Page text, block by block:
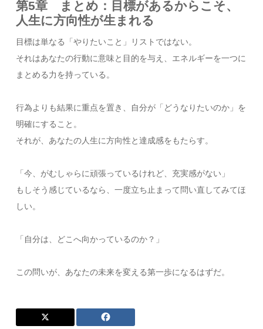
第5章 まとめ：目標があるからこそ、
人生に方向性が生まれる
目標は単なる「やりたいこと」リストではない。
それはあなたの行動に意味と目的を与え、エネルギーを一つに
まとめる力を持っている。
行為よりも結果に重点を置き、自分が「どうなりたいのか」を
明確にすること。
それが、あなたの人生に方向性と達成感をもたらす。
「今、がむしゃらに頑張っているけれど、充実感がない」
もしそう感じているなら、一度立ち止まって問い直してみてほ
しい。
「自分は、どこへ向かっているのか？」
この問いが、あなたの未来を変える第一歩になるはずだ。